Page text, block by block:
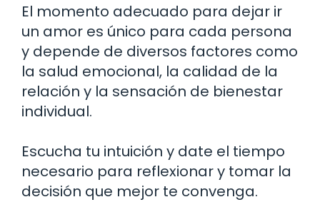
El momento adecuado para dejar ir
un amor es único para cada persona
y depende de diversos factores como
la salud emocional, la calidad de la
relación y la sensación de bienestar
individual.
Escucha tu intuición y date el tiempo
necesario para reflexionar y tomar la
decisión que mejor te convenga.